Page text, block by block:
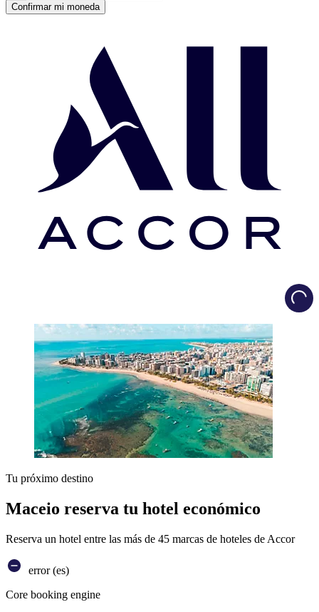
Confirmar mi moneda
Tu próximo destino
Maceio reserva tu hotel económico
Reserva un hotel entre las más de 45 marcas de hoteles de Accor
error (es)
Core booking engine